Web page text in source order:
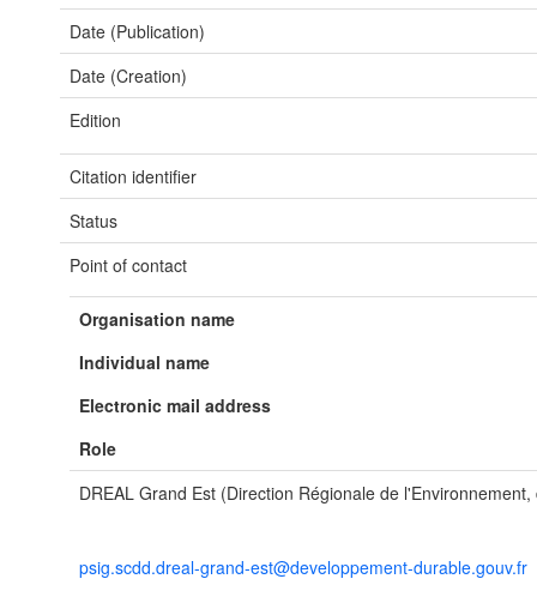
Date (Publication)
Date (Creation)
Edition
Citation identifier
Status
Point of contact
Organisation name
Individual name
Electronic mail address
Role
DREAL Grand Est (Direction Régionale de
psig.scdd.dreal-grand-est@developpement-durable.gouv.fr